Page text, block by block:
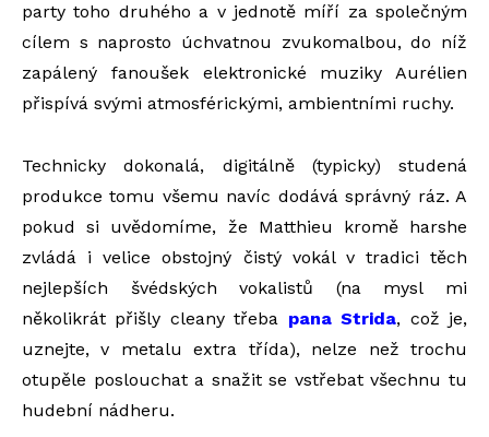
party toho druhého a v jednotě míří za společným
cílem s naprosto úchvatnou zvukomalbou, do níž
zapálený fanoušek elektronické muziky Aurélien
přispívá svými atmosférickými, ambientními ruchy.
Technicky dokonalá, digitálně (typicky) studená
produkce tomu všemu navíc dodává správný ráz. A
pokud si uvědomíme, že Matthieu kromě harshe
zvládá i velice obstojný čistý vokál v tradici těch
nejlepších švédských vokalistů (na mysl mi
několikrát přišly cleany třeba pana Strida, což je,
uznejte, v metalu extra třída), nelze než trochu
otupěle poslouchat a snažit se vstřebat všechnu tu
hudební nádheru.